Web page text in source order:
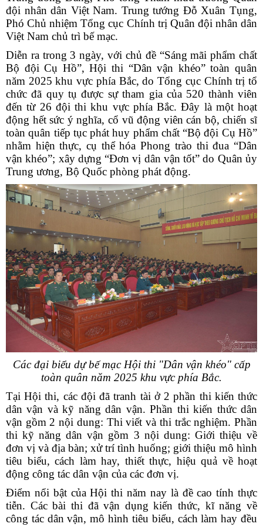
đội nhân dân Việt Nam. Trung tướng Đỗ Xuân Tụng,
Phó Chủ nhiệm Tổng cục Chính trị Quân đội nhân dân
Việt Nam chủ trì bế mạc.
Diễn ra trong 3 ngày, với chủ đề “Sáng mãi phẩm chất
Bộ đội Cụ Hồ”, Hội thi “Dân vận khéo” toàn quân
năm 2025 khu vực phía Bắc, do Tổng cục Chính trị tổ
chức đã quy tụ được sự tham gia của 520 thành viên
đến từ 26 đội thi khu vực phía Bắc. Đây là một hoạt
động hết sức ý nghĩa, cổ vũ động viên cán bộ, chiến sĩ
toàn quân tiếp tục phát huy phẩm chất “Bộ đội Cụ Hồ”
nhằm hiện thực, cụ thể hóa Phong trào thi đua “Dân
vận khéo”; xây dựng “Đơn vị dân vận tốt” do Quân ủy
Trung ương, Bộ Quốc phòng phát động.
Các đại biểu dự bế mạc Hội thi "Dân vận khéo" cấp
toàn quân năm 2025 khu vực phía Bắc.
Tại Hội thi, các đội đã tranh tài ở 2 phần thi kiến thức
dân vận và kỹ năng dân vận. Phần thi kiến thức dân
vận gồm 2 nội dung: Thi viết và thi trắc nghiệm. Phần
thi kỹ năng dân vận gồm 3 nội dung: Giới thiệu về
đơn vị và địa bàn; xử trí tình huống; giới thiệu mô hình
tiêu biểu, cách làm hay, thiết thực, hiệu quả về hoạt
động công tác dân vận của các đơn vị.
Điểm nổi bật của Hội thi năm nay là đề cao tính thực
tiễn. Các bài thi đã vận dụng kiến thức, kĩ năng về
công tác dân vận, mô hình tiêu biểu, cách làm hay đều